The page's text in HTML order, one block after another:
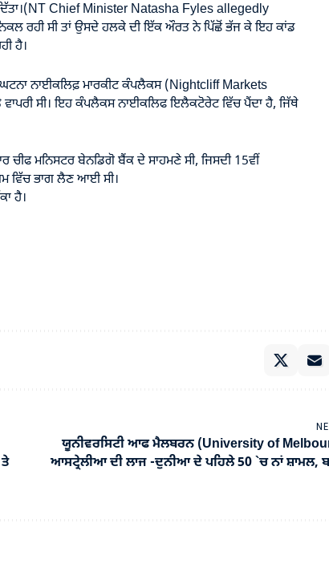
Chief Minister Natasha Fyles allegedly
ਰਹੀ ਸੀ ਤਾਂ ਉਸਦੇ ਹਲਕੇ ਦੀ ਇੱਕ ਔਰਤ ਨੇ ਪਿੱਛੋਂ ਭੱਜ ਕੇ ਇਹ ਕਾਂਡ
ਹੈ।
ਨਾਈਕਲਿਫ਼ ਮਾਰਕੀਟ ਕੰਪਲੈਕਸ (Nightcliff Markets
ਸੀ। ਇਹ ਕੰਪਲੈਕਸ ਨਾਈਕਲਿਫ ਇਲੈਕਟੋਰੇਟ ਵਿੱਚ ਪੈਂਦਾ ਹੈ, ਜਿੱਥੇ
ਮਨਿਸਟਰ ਬੇਨਡਿਗੋ ਬੈਂਕ ਦੇ ਸਾਹਮਣੇ ਸੀ, ਜਿਸਦੀ 15ਵੀਂ
ਵਿੱਚ ਭਾਗ ਲੈਣ ਆਈ ਸੀ।
ਹੈ।
ਯੂਨੀਵਰਸਿਟੀ ਆਫ ਮੈਲਬਰਨ (University of
ਆਸਟ੍ਰੇਲੀਆ ਦੀ ਲਾਜ -ਦੁਨੀਆ ਦੇ ਪਹਿਲੇ 50 `ਚ ਨਾਂ ਸ਼ਾਮਲ,